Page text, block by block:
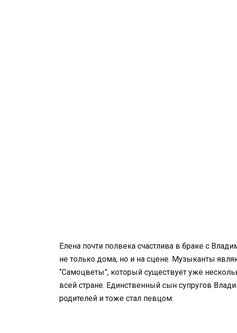
Елена почти полвека счастлива в браке с
не только дома, но и на сцене. Музыканты
“Самоцветы”, который существует уже
всей стране. Единственный сын супругов
родителей и тоже стал певцом.